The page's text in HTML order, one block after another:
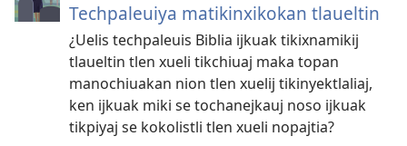
Techpaleuiya matikinxikokan tlaueltin
¿Uelis techpaleuis Biblia ijkuak tikixnamikij
tlaueltin tlen xueli tikchiuaj maka topan
manochiuakan nion tlen xuelij tikinyektlaliaj,
ken ijkuak miki se tochanejkauj noso ijkuak
tikpiyaj se kokolistli tlen xueli nopajtia?